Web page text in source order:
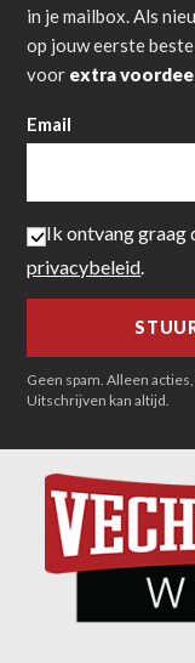
in je mailbox. Als
op jouw eerste
voor extra
Email
Ik ontvang graag
privacybeleid.
Geen spam. Alleen
Uitschrijven kan altijd.